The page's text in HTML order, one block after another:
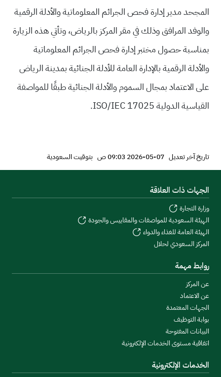
المجحد مدير إدارة فحص الجرائم المعلوماتية والأدلة الرقمية
والوفد المرافق وذلك في مقر المركز بالرياض، وتأتي هذه الزيارة
بمناسبة حصول مختبر إدارة فحص الجرائم المعلوماتية
والأدلة الرقمية بالإدارة العامة للأدلة الجنائية بمدينة الرياض
على الاعتماد بمجال السموم والأدلة الجنائية طبقًا للمواصفة
القياسية الدولية ISO/IEC 17025.
تاريخ آخر تعديل 07-05-2026 09:03 ص بتوقيت السعودية
الجهات ذات العلاقة
وزارة التجارة
الهيئة السعودية للمواصفات والمقاييس والجودة
الهيئة العامة للغذاء والدواء
المركز السعودي لحلال
روابط مهمة
عن المركز
عن الاعتماد
الجهات المعتمدة
بوابة التوظيف
البيانات المفتوحة
اتفاقية مستوى الخدمات الإلكترونية
الخدمات الإلكترونية